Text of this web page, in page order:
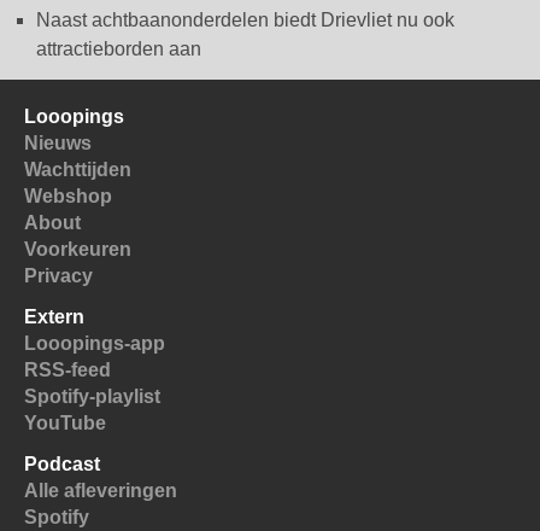
Naast achtbaanonderdelen biedt Drievliet nu ook
attractieborden aan
Looopings
Nieuws
Wachttijden
Webshop
About
Voorkeuren
Privacy
Extern
Looopings-app
RSS-feed
Spotify-playlist
YouTube
Podcast
Alle afleveringen
Spotify